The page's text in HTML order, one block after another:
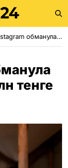
карагандинцев на 5 млн тенге
тенге